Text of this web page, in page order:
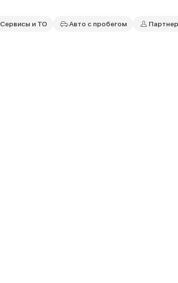
Сервисы и ТО Авто с пробегом